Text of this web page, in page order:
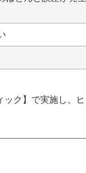
ク】で実施し、ヒ